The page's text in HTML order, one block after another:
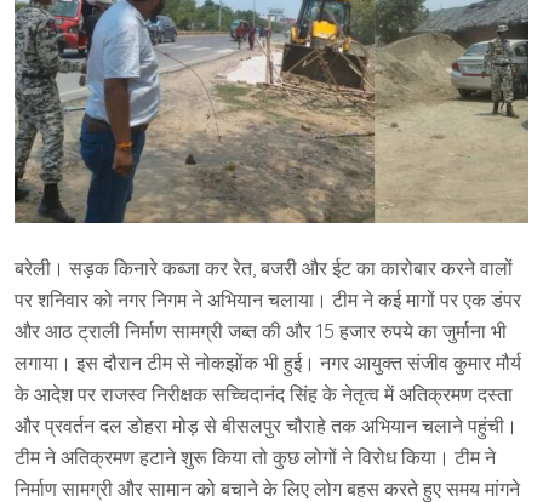
बरेली। सड़क किनारे कब्जा कर रेत, बजरी और ईट का कारोबार करने वालों
पर शनिवार को नगर निगम ने अभियान चलाया। टीम ने कई मागों पर एक डंपर
और आठ ट्राली निर्माण सामग्री जब्त की और 15 हजार रुपये का जुर्माना भी
लगाया। इस दौरान टीम से नोकझोंक भी हुई। नगर आयुक्त संजीव कुमार मौर्य
के आदेश पर राजस्व निरीक्षक सच्चिदानंद सिंह के नेतृत्व में अतिक्रमण दस्ता
और प्रवर्तन दल डोहरा मोड़ से बीसलपुर चौराहे तक अभियान चलाने पहुंची।
टीम ने अतिक्रमण हटाने शुरू किया तो कुछ लोगों ने विरोध किया। टीम ने
निर्माण सामग्री और सामान को बचाने के लिए लोग बहस करते हुए समय मांगने